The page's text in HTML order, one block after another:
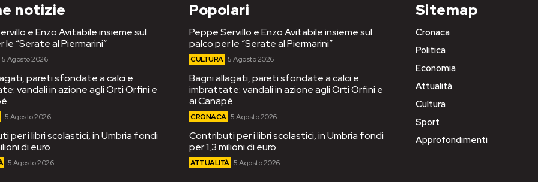
notizie
e Enzo Avitabile insieme sul
le “Serate al Piermarini”
5 Agosto 2026
pareti sfondate a calci e
vandali in azione agli Orti Orfini e
5 Agosto 2026
per i libri scolastici, in Umbria fondi
di euro
5 Agosto 2026
Popolari
Peppe Servillo e Enzo Avitabile insieme sul
palco per le “Serate al Piermarini”
CULTURA 5 Agosto 2026
Bagni allagati, pareti sfondate a calci e
imbrattate: vandali in azione agli Orti Orfini e
ai Canapè
CRONACA 5 Agosto 2026
Contributi per i libri scolastici, in Umbria fondi
per 1,3 milioni di euro
ATTUALITÀ 5 Agosto 2026
Sitemap
Cronaca
Politica
Economia
Attualità
Cultura
Sport
Approfondimenti